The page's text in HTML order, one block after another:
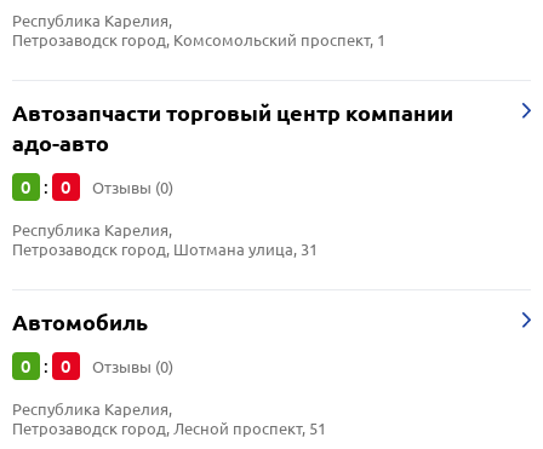
Республика Карелия,
Петрозаводск город, Комсомольский проспект, 1
Автозапчасти торговый центр компании
адо-авто
0 : 0 Отзывы (0)
Республика Карелия,
Петрозаводск город, Шотмана улица, 31
Автомобиль
0 : 0 Отзывы (0)
Республика Карелия,
Петрозаводск город, Лесной проспект, 51